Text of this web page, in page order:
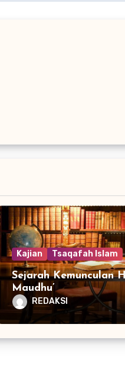
Kajian Tsaqafah Islam
Sejarah Kemunculan
Maudhu’
REDAKSI